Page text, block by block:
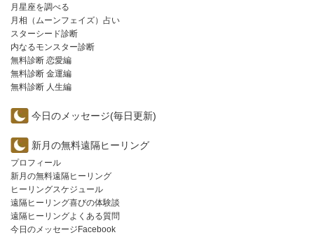
月星座を調べる
月相（ムーンフェイズ）占い
スターシード診断
内なるモンスター診断
無料診断 恋愛編
無料診断 金運編
無料診断 人生編
今日のメッセージ(毎日更新)
新月の無料遠隔ヒーリング
プロフィール
新月の無料遠隔ヒーリング
ヒーリングスケジュール
遠隔ヒーリング喜びの体験談
遠隔ヒーリングよくある質問
今日のメッセージFacebook